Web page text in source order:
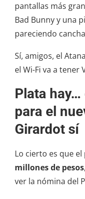
pantallas más
Bad Bunny y una
pareciendo
Sí, amigos, el
el Wi-Fi va a tener
Plata hay…
para el
Girardot sí
Lo cierto es que
millones de pesos
ver la nómina del